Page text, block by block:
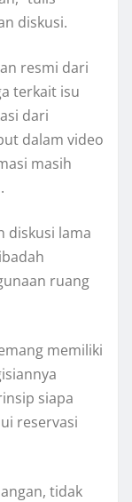
diskusi.
resmi dari
terkait isu
dari
dalam video
masih
diskusi lama
ruang
memiliki
siapa
reservasi
tidak